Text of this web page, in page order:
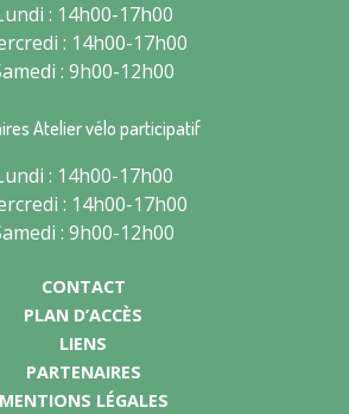
: 14h00-17h00
: 14h00-17h00
: 9h00-12h00
Atelier vélo participatif
: 14h00-17h00
: 14h00-17h00
: 9h00-12h00
CONTACT
PLAN D’ACCÈS
LIENS
PARTENAIRES
MENTIONS LÉGALES